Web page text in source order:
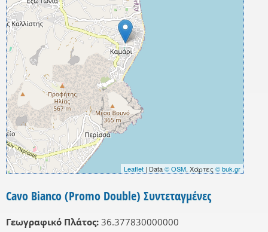
Leaflet | Data© OSM, Χάρτες © buk.gr
Cavo Bianco (Promo Double) Συντεταγμένες
Γεωγραφικό Πλάτος: 36.377830000000